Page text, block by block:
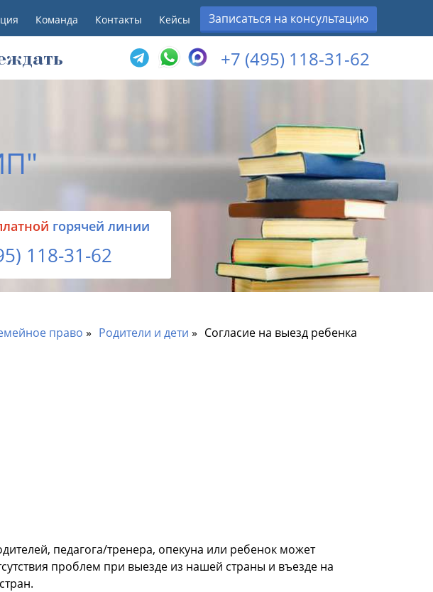
Команда Контакты Кейсы Записаться на консультацию
+7 (495) 118-31-62
горячей линии
118-31-62
право Родители и дети
Согласие на выезд ребенка
педагога/тренера, опекуна или ребенок может
проблем при выезде из нашей страны и въезде на